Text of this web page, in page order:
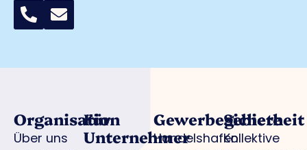
Organisation
Über uns
Für
Unternehmer
Gewerbegebiete
Handelshafen
Sicherheit
Kollektive